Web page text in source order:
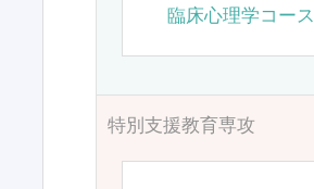
臨床心理学コース
特別支援教育専攻